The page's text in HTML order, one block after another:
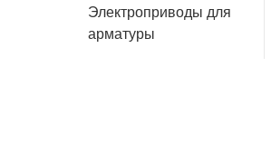
Электроприводы для
арматуры